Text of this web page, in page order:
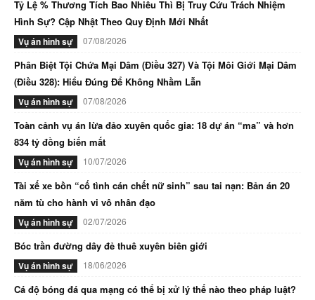
Tỷ Lệ % Thương Tích Bao Nhiêu Thì Bị Truy Cứu Trách Nhiệm
Hình Sự? Cập Nhật Theo Quy Định Mới Nhất
Vụ án hình sự 07/08/2026
Phân Biệt Tội Chứa Mại Dâm (Điều 327) Và Tội Môi Giới Mại Dâm
(Điều 328): Hiểu Đúng Để Không Nhầm Lẫn
Vụ án hình sự 07/08/2026
Toàn cảnh vụ án lừa đảo xuyên quốc gia: 18 dự án “ma” và hơn
834 tỷ đồng biến mất
Vụ án hình sự 10/07/2026
Tài xế xe bồn “cố tình cán chết nữ sinh” sau tai nạn: Bản án 20
năm tù cho hành vi vô nhân đạo
Vụ án hình sự 02/07/2026
Bóc trần đường dây đẻ thuê xuyên biên giới
Vụ án hình sự 18/06/2026
Cá độ bóng đá qua mạng có thể bị xử lý thế nào theo pháp luật?